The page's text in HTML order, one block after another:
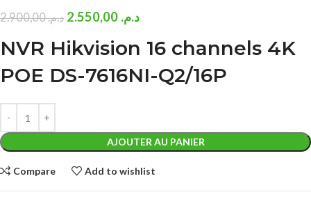
د.م.2.900,00 د.م.
NVR Hikvision 16 channels 4K
POE DS-7616NI-Q2/16P
AJOUTER AU PANIER
Compare Add to wishlist